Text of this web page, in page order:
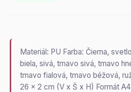
Materiál: PU Farba: Čierna,
biela, sivá, tmavo sivá, tmavo
tmavo fialová, tmavo béžová,
26 x 2 cm (V x Š x H) Formát